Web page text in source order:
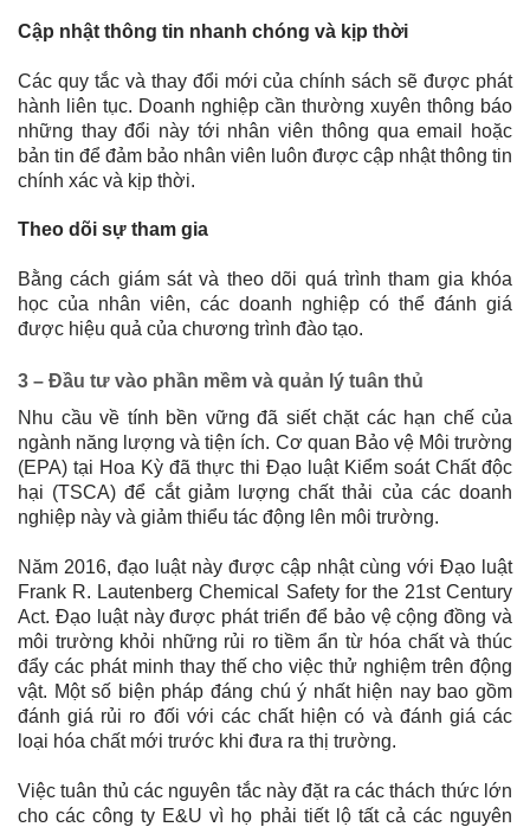
Cập nhật thông tin nhanh chóng và kịp thời
Các quy tắc và thay đổi mới của chính sách sẽ được phát
hành liên tục. Doanh nghiệp cần thường xuyên thông báo
những thay đổi này tới nhân viên thông qua email hoặc
bản tin để đảm bảo nhân viên luôn được cập nhật thông tin
chính xác và kịp thời.
Theo dõi sự tham gia
Bằng cách giám sát và theo dõi quá trình tham gia khóa
học của nhân viên, các doanh nghiệp có thể đánh giá
được hiệu quả của chương trình đào tạo.
3 – Đầu tư vào phần mềm và quản lý tuân thủ
Nhu cầu về tính bền vững đã siết chặt các hạn chế của
ngành năng lượng và tiện ích. Cơ quan Bảo vệ Môi trường
(EPA) tại Hoa Kỳ đã thực thi Đạo luật Kiểm soát Chất độc
hại (TSCA) để cắt giảm lượng chất thải của các doanh
nghiệp này và giảm thiểu tác động lên môi trường.
Năm 2016, đạo luật này được cập nhật cùng với Đạo luật
Frank R. Lautenberg Chemical Safety for the 21st Century
Act. Đạo luật này được phát triển để bảo vệ cộng đồng và
môi trường khỏi những rủi ro tiềm ẩn từ hóa chất và thúc
đẩy các phát minh thay thế cho việc thử nghiệm trên động
vật. Một số biện pháp đáng chú ý nhất hiện nay bao gồm
đánh giá rủi ro đối với các chất hiện có và đánh giá các
loại hóa chất mới trước khi đưa ra thị trường.
Việc tuân thủ các nguyên tắc này đặt ra các thách thức lớn
cho các công ty E&U vì họ phải tiết lộ tất cả các nguyên